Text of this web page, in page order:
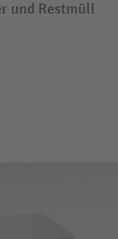
und Restmüll